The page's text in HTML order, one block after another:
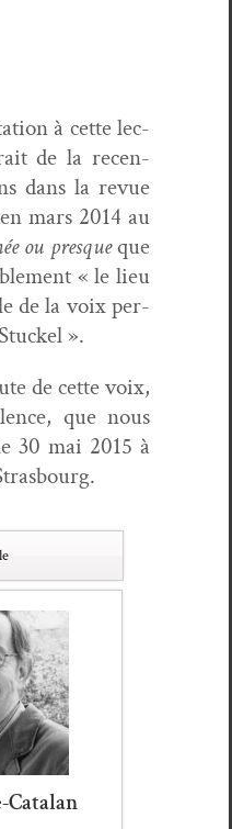
à cette lec­
de la recen­
dans la revue
mars 2014 au
ou presqueque
« le lieu
de la voix per­
».
de cette voix,
que nous
30 mai 2015 à
Catalan